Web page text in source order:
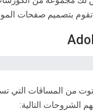
بتصميم صفحات
من المساقات التي